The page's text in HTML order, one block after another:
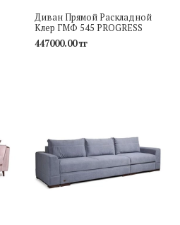
Диван Прямой Раскладной
Клер ГМФ 545 PROGRESS
447000.00 тг